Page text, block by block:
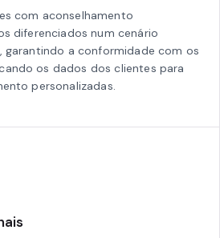
com aconselhamento
diferenciados num cenário
a conformidade com os
os dados dos clientes para
personalizadas.